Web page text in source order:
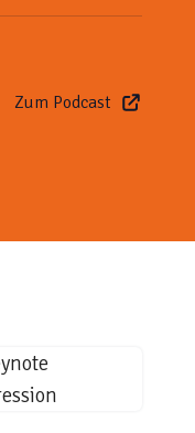
Zum Podcast